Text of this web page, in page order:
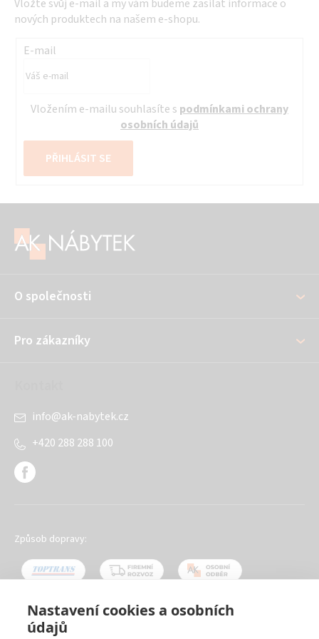
Nastavení cookies a osobních
údajů
Vložte svůj e-mail a my vám budeme zasílat informace o
nových produktech na našem e-shopu.
E-mail
Vložením e-mailu souhlasíte s podmínkami ochrany
osobních údajů
PŘIHLÁSIT SE
O společnosti
Pro zákazníky
info@ak-nabytek.cz
+420 288 288 100
Způsob dopravy: